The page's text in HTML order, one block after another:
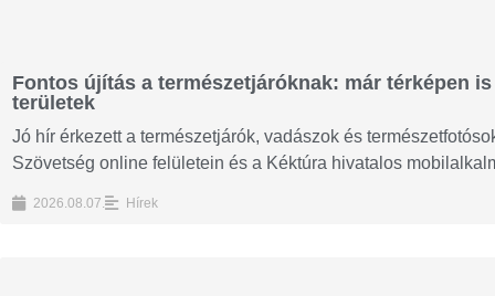
Fontos újítás a természetjáróknak: már térképen
területek
Jó hír érkezett a természetjárók, vadászok és
Szövetség online felületein és a Kéktúra hivatalos
2026.08.07. Hírek